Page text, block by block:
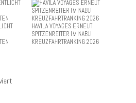
HAVILA VOYAGES ERNEUT
SPITZENREITER IM NABU
KREUZFAHRTRANKING 2026